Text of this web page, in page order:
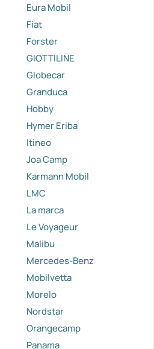
Eura Mobil
Fiat
Forster
GIOTTILINE
Globecar
Granduca
Hobby
Hymer Eriba
Itineo
Joa Camp
Karmann Mobil
LMC
La marca
Le Voyageur
Malibu
Mercedes-Benz
Mobilvetta
Morelo
Nordstar
Orangecamp
Panama